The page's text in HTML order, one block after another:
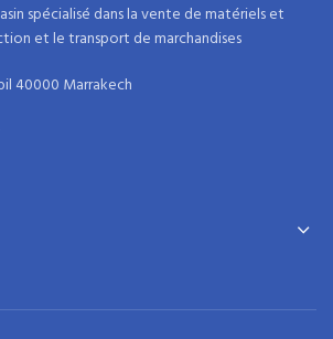
spécialisé dans lavente de matériels et
etle transport de marchandises
40000 Marrakech